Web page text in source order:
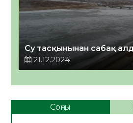
Су тасқынынан сабақ
21.12.2024
Соңғы